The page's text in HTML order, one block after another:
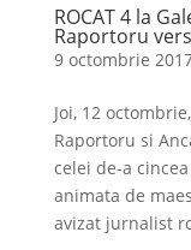
ROCAT 4 la
Raportoru
9 octombrie
Joi, 12
Raportoru si
celei de-a
animata de
avizat jurnalist